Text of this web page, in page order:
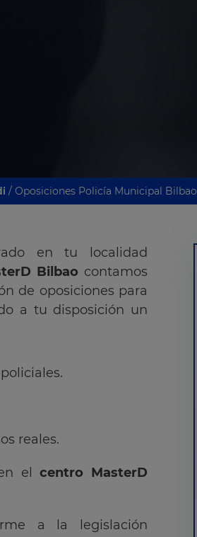
/ Oposiciones Policía Municipal Bilbao
en tu localidad
Bilbao contamos
de oposiciones para
a tu disposición un
reales.
en elcentro MasterD
a la legislación